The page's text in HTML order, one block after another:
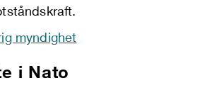
myndighet
i Nato